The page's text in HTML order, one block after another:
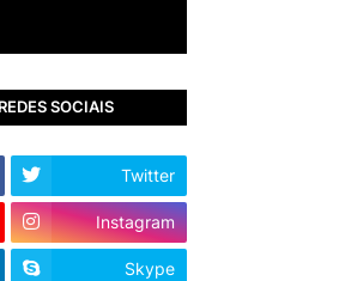
SOCIAIS
Twitter
Instagram
Skype